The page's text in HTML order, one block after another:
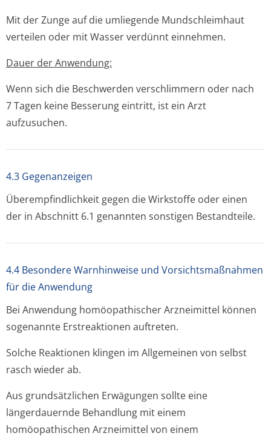
Mit der Zunge auf die umliegende Mundschleimhaut
verteilen oder mit Wasser verdünnt einnehmen.
Dauer der Anwendung:
Wenn sich die Beschwerden verschlimmern oder nach
7 Tagen keine Besserung eintritt, ist ein Arzt
aufzusuchen.
4.3 Gegenanzeigen
Überempfindlichkeit gegen die Wirkstoffe oder einen
der in Abschnitt 6.1 genannten sonstigen Bestandteile.
4.4 Besondere Warnhinweise und Vorsichtsmaßnahmen
für die Anwendung
Bei Anwendung homöopathischer Arzneimittel können
sogenannte Erstreaktionen auftreten.
Solche Reaktionen klingen im Allgemeinen von selbst
rasch wieder ab.
Aus grundsätzlichen Erwägungen sollte eine
längerdauernde Behandlung mit einem
homöopathischen Arzneimittel von einem